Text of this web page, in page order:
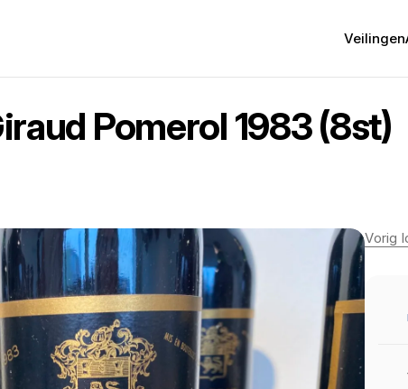
Veilingen
Pomerol 1983 (8st)
Vorig